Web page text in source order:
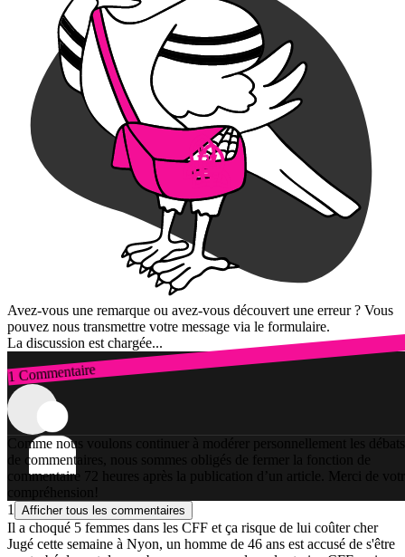
Avez-vous une remarque ou avez-vous découvert une erreur ? Vous
pouvez nous transmettre votre message via le formulaire.
La discussion est chargée...
1 Commentaire
Connexion
Comme nous voulons continuer à modérer personnellement les débats
de commentaires, nous sommes obligés de fermer la fonction de
commentaire 72 heures après la publication d’un article. Merci de
compréhension!
1
Afficher tous les commentaires
Il a choqué 5 femmes dans les CFF et ça risque de lui coûter cher
Jugé cette semaine à Nyon, un homme de 46 ans est accusé de s'être